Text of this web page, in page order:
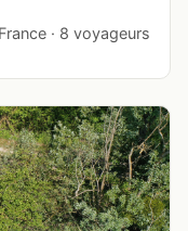
· 8 voyageurs